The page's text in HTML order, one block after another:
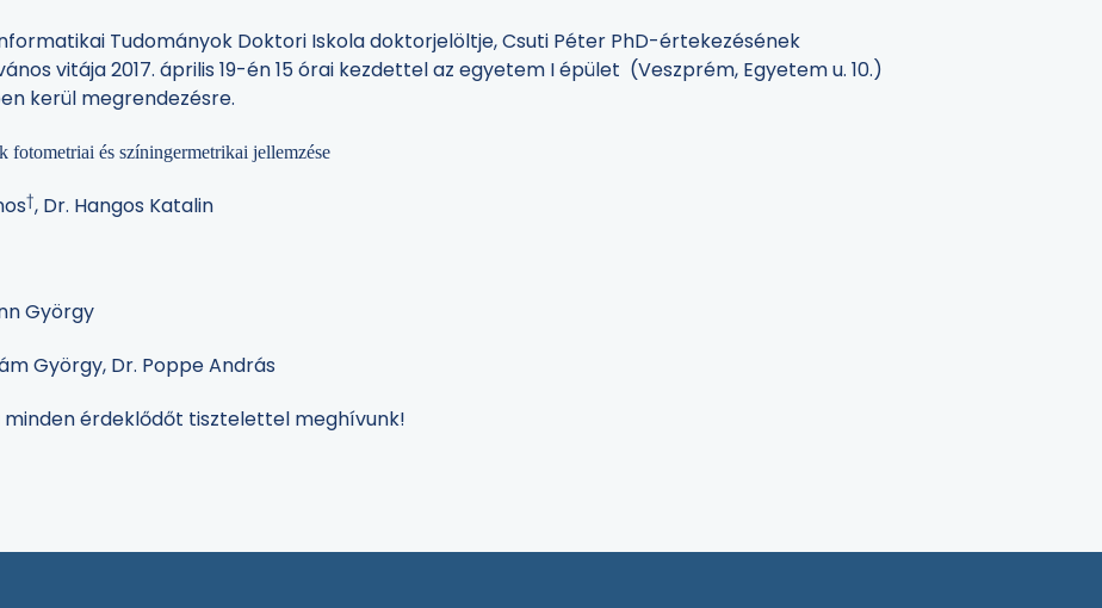
Tudományok Doktori Iskola doktorjelöltje, Csuti Péter PhD-értekezésének
vitája 2017. április 19-én 15 órai kezdettel az egyetem I épület (Veszprém, Egyetem u. 10.)
kerül megrendezésre.
fotometriai és színingermetrikai jellemzése
†, Dr. Hangos Katalin
György
György, Dr. Poppe András
minden érdeklődőt tisztelettel meghívunk!